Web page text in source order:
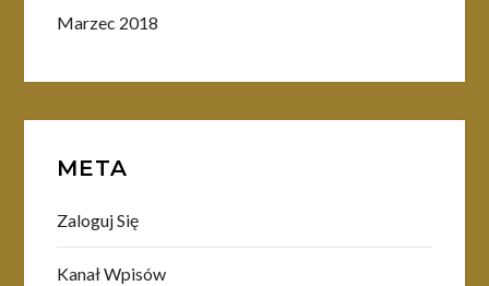
Marzec 2018
META
Zaloguj Się
Kanał Wpisów